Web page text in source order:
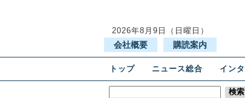
2026年8月9日（日曜日）
会社概要 購読案内
トップ ニュース総合 イン